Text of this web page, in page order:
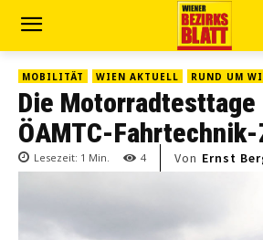
MOBILITÄT WIEN AKTUELL RUND UM
Die Motorradtesttage
ÖAMTC-
Lesezeit: 1 Min. 4 Von Ernst